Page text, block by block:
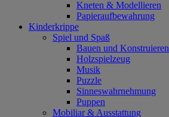
Kneten & Modellieren
Papieraufbewahrung
Kinderkrippe
Spiel und Spaß
Bauen und Konstruieren
Holzspielzeug
Musik
Puzzle
Sinneswahrnehmung
Puppen
Mobiliar & Ausstattung